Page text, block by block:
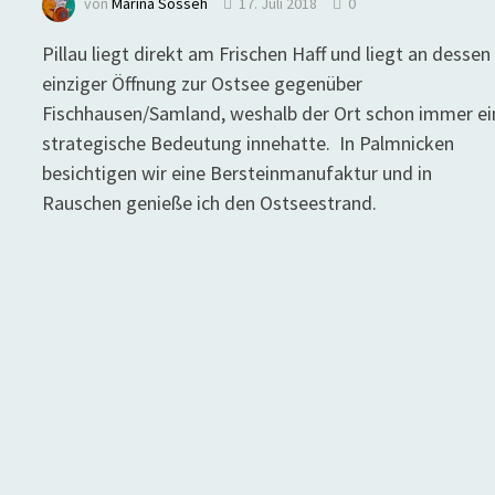
Pillau liegt direkt am Frischen Haff und liegt an dessen
einziger Öffnung zur Ostsee gegenüber
Fischhausen/Samland, weshalb der Ort schon immer
strategische Bedeutung innehatte. In Palmnicken
besichtigen wir eine Bersteinmanufaktur und in
Rauschen genieße ich den Ostseestrand.